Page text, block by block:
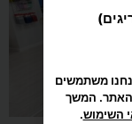
השימוש.